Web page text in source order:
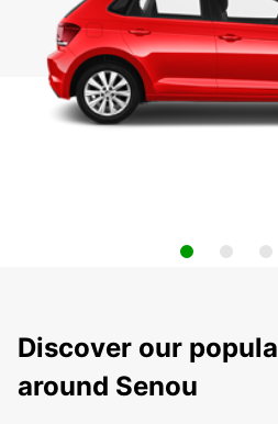
Discover our
around Senou